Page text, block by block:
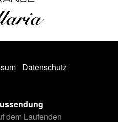
Datenschutz
dem Laufenden